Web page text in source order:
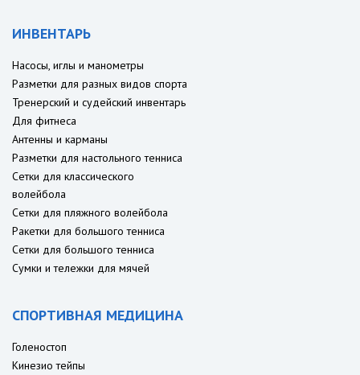
ИНВЕНТАРЬ
Насосы, иглы и манометры
Разметки для разных видов спорта
Тренерский и судейский инвентарь
Для фитнеса
Антенны и карманы
Разметки для настольного тенниса
Сетки для классического
волейбола
Сетки для пляжного волейбола
Ракетки для большого тенниса
Сетки для большого тенниса
Сумки и тележки для мячей
СПОРТИВНАЯ МЕДИЦИНА
Голеностоп
Кинезио тейпы